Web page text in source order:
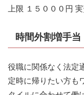
上限 １５０００円
時間外割増手当
役職に関係なく法定
定時に帰りたい方も